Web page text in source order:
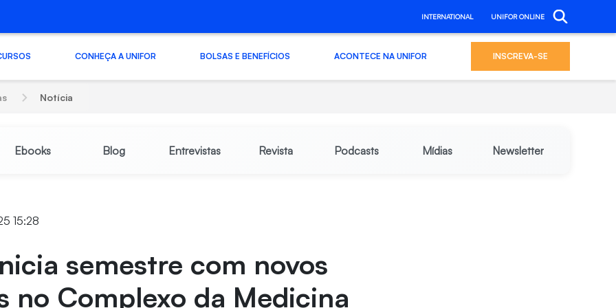
INTERNATIONAL UNIFOR ONLINE
CONHEÇA A UNIFOR BOLSAS E BENEFÍCIOS ACONTECE NA UNIFOR INSCREVA-SE
Notícia
Ebooks Blog Entrevistas Revista Podcasts Mídias Newsletter
15:28
semestre com novos
no Complexo da Medicina